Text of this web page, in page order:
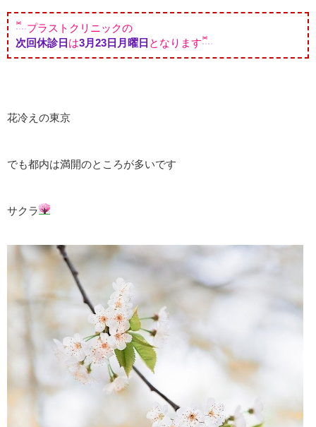
プラストクリニックの
次回休診日 は3月23日月曜日 となります
花冷えの東京
でも都内は満開のところが多いです
サクラ